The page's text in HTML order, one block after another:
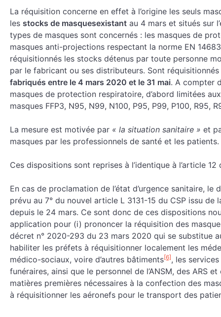
La réquisition concerne en effet à l’origine les seuls
les stocks de masquesexistant au 4 mars et situés sur
types de masques sont concernés : les masques de
masques anti-projections respectant la norme EN 14683
réquisitionnés les stocks détenus par toute personne
par le fabricant ou ses distributeurs. Sont
fabriqués entre le 4 mars 2020 et le 31 mai. A compter
masques de protection respiratoire, d’abord limitées
masques FFP3, N95, N99, N100, P95, P99, P100, R95,
La mesure est motivée par « la situation sanitaire » et
masques par les professionnels de santé et les patients.
Ces dispositions sont reprises à l’identique à l’article
En cas de proclamation de l’état d’urgence sanitaire,
prévu au 7° du nouvel article L 3131-15 du CSP issu
depuis le 24 mars. Ce sont donc de ces dispositions
application pour (i) prononcer la réquisition des
décret n° 2020-293 du 23 mars 2020 qui se substitue
habiliter les préfets à réquisitionner localement les
médico-sociaux, voire d’autres bâtiments[6], les
funéraires, ainsi que le personnel de l’ANSM, des ARS
matières premières nécessaires à la confection des
à réquisitionner les aéronefs pour le transport des